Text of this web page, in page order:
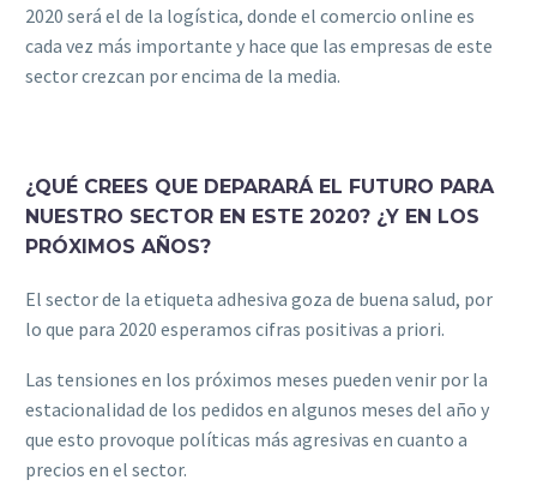
2020 será el de la logística, donde el comercio online es
cada vez más importante y hace que las empresas de este
sector crezcan por encima de la media.
¿QUÉ CREES QUE DEPARARÁ EL FUTURO PARA
NUESTRO SECTOR EN ESTE 2020? ¿Y EN LOS
PRÓXIMOS AÑOS?
El sector de la etiqueta adhesiva goza de buena salud, por
lo que para 2020 esperamos cifras positivas a priori.
Las tensiones en los próximos meses pueden venir por la
estacionalidad de los pedidos en algunos meses del año y
que esto provoque políticas más agresivas en cuanto a
precios en el sector.